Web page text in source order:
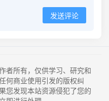
发送评论
者所有，仅供学习、研究和
何商业使用引发的版权纠
您发现本站资源侵犯了您的